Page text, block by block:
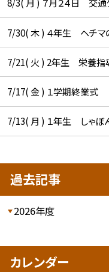
7/30( 木 ) ４年生 ヘチマ
7/21( 火 ) 2年生 栄養指
7/17( 金 ) １学期終業式
7/13( 月 ) １年生 しゃ
過去記事
2026年度
カレンダー